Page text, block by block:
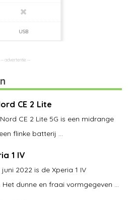
USB
CE 2 Lite
CE 2 Lite 5G is een midrange
flinke batterij ...
1 IV
2022 is de Xperia 1 IV
dunne en fraai vormgegeven ...